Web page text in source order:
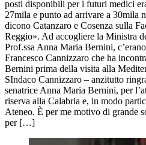
posti disponibili per i futuri medici
27mila e punto ad arrivare a 30mila
dicono Catanzaro e Cosenza sulla
Reggio». Ad accogliere la Ministra
Prof.ssa Anna Maria Bernini,
Francesco Cannizzaro che ha
Bernini prima della visita alla
SIndaco Cannizzaro – anzitutto
senatrice Anna Maria Bernini, per
riserva alla Calabria e, in modo
Ateneo. È per me motivo di grande
per […]